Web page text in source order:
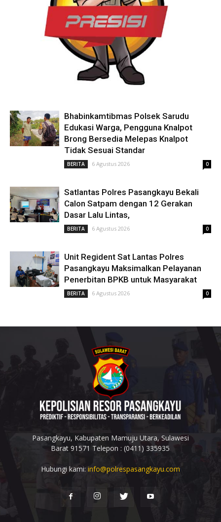
Bhabinkamtibmas Polsek Sarudu
Edukasi Warga, Pengguna Knalpot
Brong Bersedia Melepas Knalpot
Tidak Sesuai Standar
BERITA 6 Agustus 2026 0
Satlantas Polres Pasangkayu Bekali
Calon Satpam dengan 12 Gerakan
Dasar Lalu Lintas,
BERITA 6 Agustus 2026 0
Unit Regident Sat Lantas Polres
Pasangkayu Maksimalkan Pelayanan
Penerbitan BPKB untuk Masyarakat
BERITA 6 Agustus 2026 0
Pasangkayu, Kabupaten Mamuju Utara, Sulawesi
Barat 91571 Telepon : (0411) 335935
Hubungi kami: info@polrespasangkayu.com